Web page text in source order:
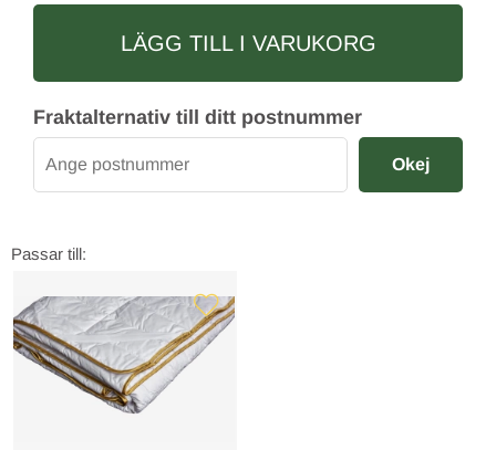
LÄGG TILL I VARUKORG
Fraktalternativ till ditt postnummer
Okej
Passar till: